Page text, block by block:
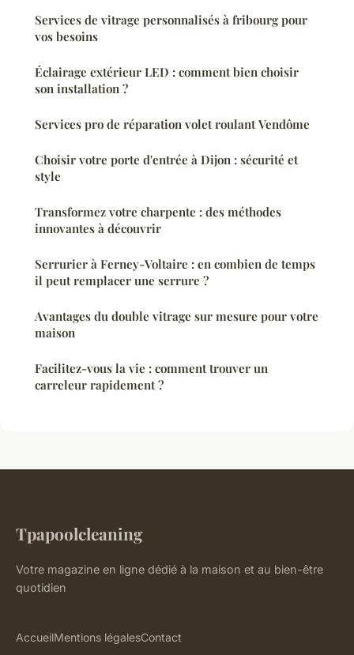
Services de vitrage personnalisés à fribourg pour
vos besoins
Éclairage extérieur LED : comment bien choisir
son installation ?
Services pro de réparation volet roulant Vendôme
Choisir votre porte d'entrée à Dijon : sécurité et
style
Transformez votre charpente : des méthodes
innovantes à découvrir
Serrurier à Ferney-Voltaire : en combien de temps
il peut remplacer une serrure ?
Avantages du double vitrage sur mesure pour votre
maison
Facilitez-vous la vie : comment trouver un
carreleur rapidement ?
Tpapoolcleaning
Votre magazine en ligne dédié à la maison et au bien-être
quotidien
AccueilMentions légalesContact